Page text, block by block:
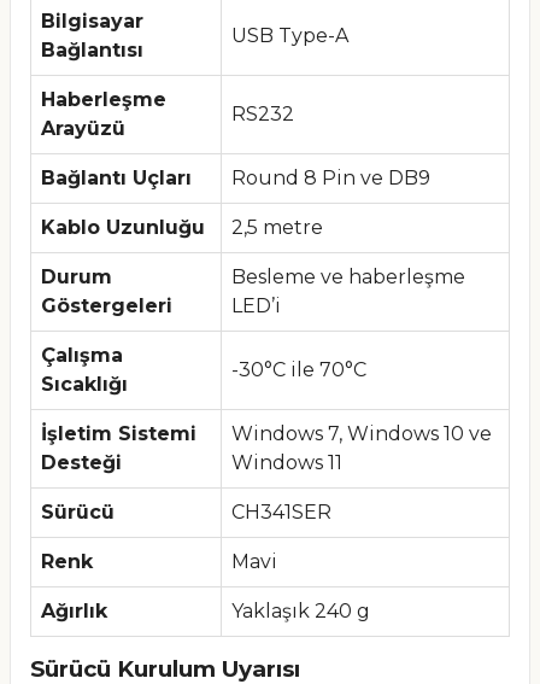
Bilgisayar
Bağlantısı
USB Type-A
Haberleşme
Arayüzü
RS232
Bağlantı Uçları Round 8 Pin ve DB9
Kablo Uzunluğu 2,5 metre
Durum
Göstergeleri
Besleme ve haberleşme
LED’i
Çalışma
Sıcaklığı
-30°C ile 70°C
İşletim Sistemi
Desteği
Windows 7, Windows 10 ve
Windows 11
Sürücü CH341SER
Renk Mavi
Ağırlık Yaklaşık 240 g
Sürücü Kurulum Uyarısı